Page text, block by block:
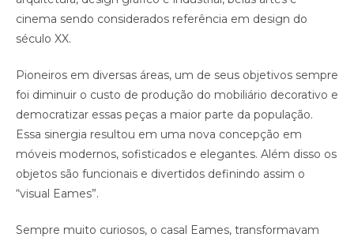
cinema sendo considerados referência em design do
século XX.
Pioneiros em diversas áreas, um de seus objetivos sempre
foi diminuir o custo de produção do mobiliário decorativo e
democratizar essas peças a maior parte da população.
Essa sinergia resultou em uma nova concepção em
móveis modernos, sofisticados e elegantes. Além disso os
objetos são funcionais e divertidos definindo assim o
“visual Eames”.
Sempre muito curiosos, o casal Eames, transformavam